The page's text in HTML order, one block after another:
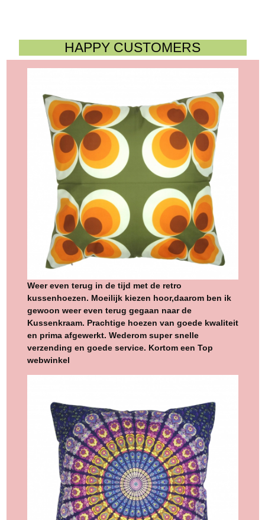
HAPPY CUSTOMERS
Weer even terug in de tijd met de retro
kussenhoezen. Moeilijk kiezen hoor,daarom ben ik
gewoon weer even terug gegaan naar de
Kussenkraam. Prachtige hoezen van goede kwaliteit
en prima afgewerkt. Wederom super snelle
verzending en goede service. Kortom een Top
webwinkel